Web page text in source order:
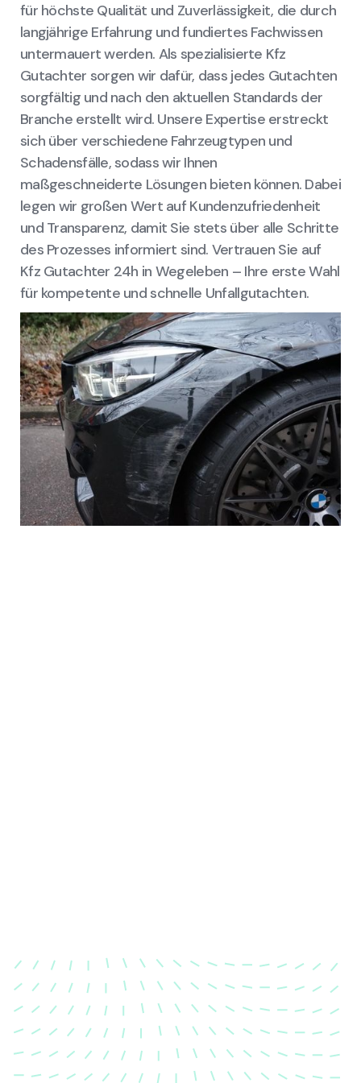
für höchste Qualität und Zuverlässigkeit, die durch
langjährige Erfahrung und fundiertes Fachwissen
untermauert werden. Als spezialisierte Kfz
Gutachter sorgen wir dafür, dass jedes Gutachten
sorgfältig und nach den aktuellen Standards der
Branche erstellt wird. Unsere Expertise erstreckt
sich über verschiedene Fahrzeugtypen und
Schadensfälle, sodass wir Ihnen
maßgeschneiderte Lösungen bieten können. Dabei
legen wir großen Wert auf Kundenzufriedenheit
und Transparenz, damit Sie stets über alle Schritte
des Prozesses informiert sind. Vertrauen Sie auf
Kfz Gutachter 24h in Wegeleben – Ihre erste Wahl
für kompetente und schnelle Unfallgutachten.
Karosserievermessung